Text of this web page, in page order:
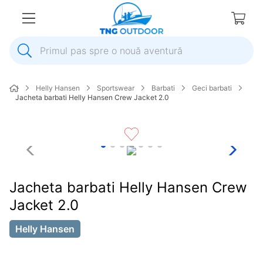
Primul pas spre o nouă aventură
2.
elice
plumb
7
pompa apa
8.
biminitop
9.
mulineta
Helly Hansen Sportswear Barbati
Geci barbati
Jacheta barbati Helly Hansen Crew Jacket 2.0
Jacheta barbati Helly Hansen Crew
Jacket 2.0
Helly Hansen